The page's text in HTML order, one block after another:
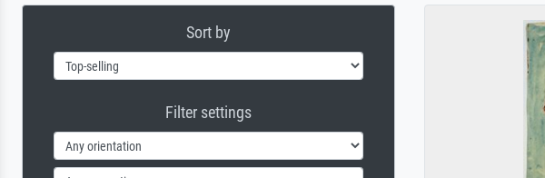
Sort by
Filter settings